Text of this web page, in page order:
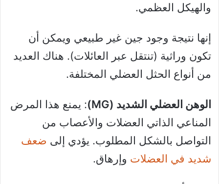
والهيكل العظمي.
إنها نتيجة وجود جين غير طبيعي ويمكن أن
تكون وراثية (تنتقل عبر العائلات). هناك العديد
من أنواع الحثل العضلي المختلفة.
الوهن العضلي الشديد (MG)
: يمنع هذا المرض
المناعي الذاتي العضلات والأعصاب من
التواصل بالشكل المطلوب. يؤدي إلى ضعف
شديد في العضلات وإرهاق.